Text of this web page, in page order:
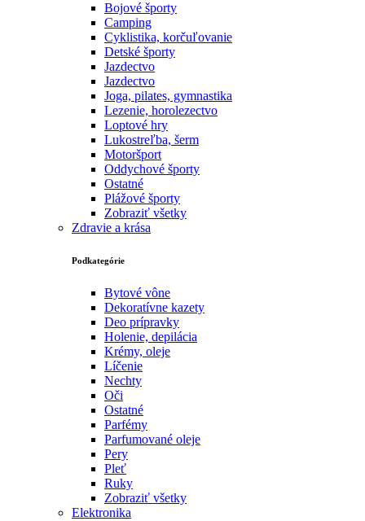
Bojové športy
Camping
Cyklistika, korčuľovanie
Detské športy
Jazdectvo
Jazdectvo
Joga, pilates, gymnastika
Lezenie, horolezectvo
Loptové hry
Lukostreľba, šerm
Motoršport‎
Oddychové športy
Ostatné
Plážové športy
Zobraziť všetky
Zdravie a krása
Podkategórie
Bytové vône
Dekoratívne kazety
Deo prípravky
Holenie, depilácia
Krémy, oleje
Líčenie
Nechty
Oči
Ostatné
Parfémy
Parfumované oleje
Pery
Pleť
Ruky
Zobraziť všetky
Elektronika